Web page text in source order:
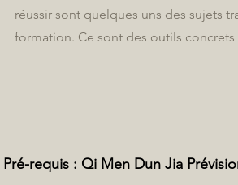
réussir sont quelques uns des sujets
formation. Ce sont des outils concrets
Pré-requis : Qi Men Dun Jia